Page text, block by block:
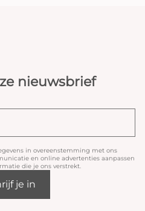
nieuwsbrief
in overeenstemming met ons
en online advertenties aanpassen
die je ons verstrekt.
je in